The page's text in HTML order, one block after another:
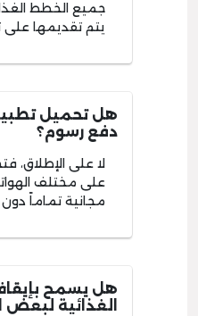
جميع الخطط
يتم تقديمها على
هل تحميل
دفع رسوم؟
لا على الإطلاق،
على مختلف
مجانية تماماً
هل يسمح
الغذائية لبعض